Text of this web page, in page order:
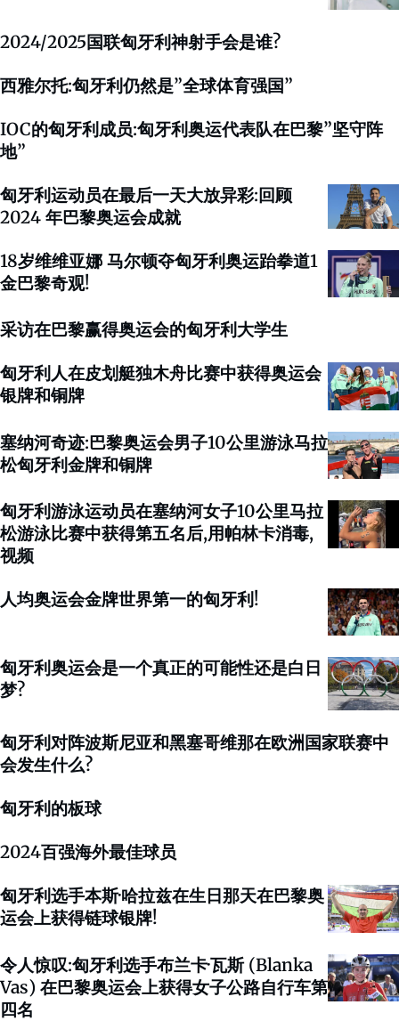
2024/2025国联匈牙利神射手会是谁?
西雅尔托:匈牙利仍然是”全球体育强国”
IOC的匈牙利成员:匈牙利奥运代表队在巴黎”坚守阵
地”
匈牙利运动员在最后一天大放异彩:回顾
2024 年巴黎奥运会成就
18岁维维亚娜 马尔顿夺匈牙利奥运跆拳道1
金巴黎奇观!
采访在巴黎赢得奥运会的匈牙利大学生
匈牙利人在皮划艇独木舟比赛中获得奥运会
银牌和铜牌
塞纳河奇迹:巴黎奥运会男子10公里游泳马拉
松匈牙利金牌和铜牌
匈牙利游泳运动员在塞纳河女子10公里马拉
松游泳比赛中获得第五名后,用帕林卡消毒,
视频
人均奥运会金牌世界第一的匈牙利!
匈牙利奥运会是一个真正的可能性还是白日
梦?
匈牙利对阵波斯尼亚和黑塞哥维那在欧洲国家联赛中
会发生什么?
匈牙利的板球
2024百强海外最佳球员
匈牙利选手本斯·哈拉兹在生日那天在巴黎奥
运会上获得链球银牌!
令人惊叹:匈牙利选手布兰卡·瓦斯 (Blanka
Vas) 在巴黎奥运会上获得女子公路自行车第
四名